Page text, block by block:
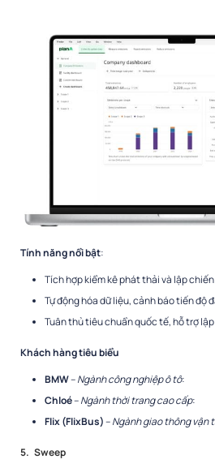
Tính năng nổi bật:
Tích hợp kiểm kê phát thải và lập
Tự động hóa dữ liệu, cảnh báo tiến độ
Tuân thủ tiêu chuẩn quốc tế, hỗ trợ lập
Khách hàng tiêu biểu
BMW–Ngành công nghiệp ô tô:
Chloé–Ngành thời trang cao cấp:
Flix (FlixBus)–Ngành giao thông vận
5. Sweep